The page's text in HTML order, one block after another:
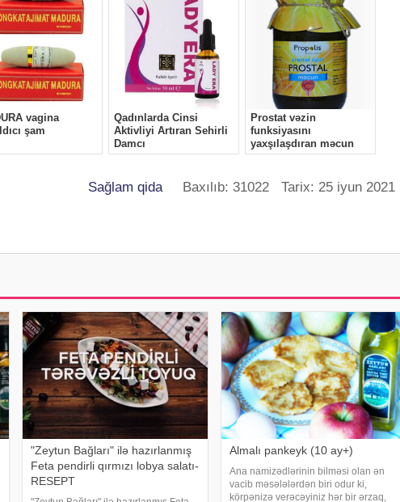
Sağlam qidaBaxılıb: 31022 Tarix: 25 iyun 2021
"Zeytun Bağları" ilə hazırlanmış
Feta pendirli qırmızı lobya salatı-
RESEPT
Almalı pankeyk (10 ay+)
Ana namizədlərinin bilməsi olan ən
vacib məsələlərdən biri odur ki,
körpənizə verəcəyiniz hər bir ərzaq,